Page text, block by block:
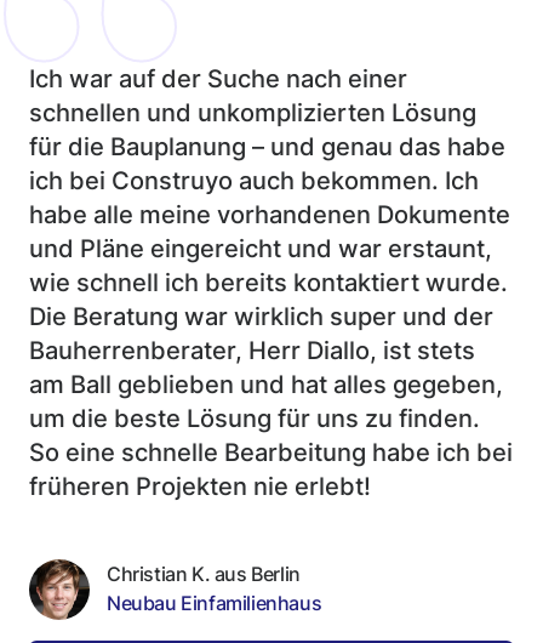
Ich war auf der Suche nach einer
schnellen und unkomplizierten Lösung
für die Bauplanung – und genau das habe
ich bei Construyo auch bekommen. Ich
habe alle meine vorhandenen Dokumente
und Pläne eingereicht und war erstaunt,
wie schnell ich bereits kontaktiert wurde.
Die Beratung war wirklich super und der
Bauherrenberater, Herr Diallo, ist stets
am Ball geblieben und hat alles gegeben,
um die beste Lösung für uns zu finden.
So eine schnelle Bearbeitung habe ich bei
früheren Projekten nie erlebt!
Christian K. aus Berlin
Neubau Einfamilienhaus